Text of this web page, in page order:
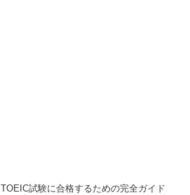
TOEIC試験に合格するための完全ガイド